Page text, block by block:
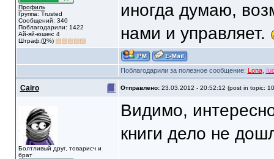
Профиль
Группа: Trusted
Сообщений: 340
Поблагодарили: 1422
Ай-яй-юшек: 4
Штраф:(0%)
иногда думаю,
нами и управляет.
Поблагодарили за полезное сообщение: Lona,
Cairo Отправлено: 23.03.2012 - 20:52:12 (post in topic:
Болтливый друг, товарисч и
брат
Видимо,
книги дело не